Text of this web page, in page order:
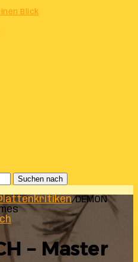
Blick
Suchen nach
/DEMON
– Master